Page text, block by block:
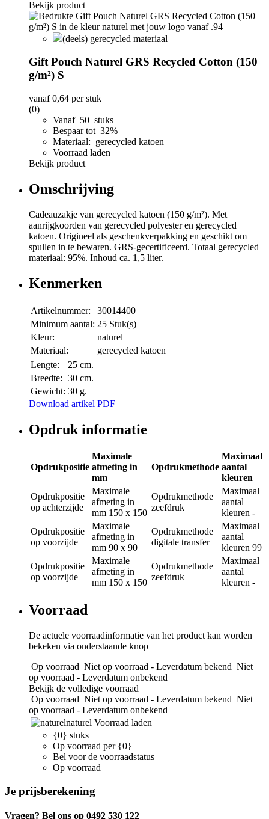
Bekijk product
(deels) gerecycled materiaal
Gift Pouch Naturel GRS Recycled Cotton (150
g/m²) S
vanaf0,64 per stuk
(0)
Vanaf 50 stuks
Bespaar tot 32%
Materiaal: gerecycled katoen
Voorraad laden
Bekijk product
Omschrijving
Cadeauzakje van gerecycled katoen (150 g/m²). Met
aanrijgkoorden van gerecycled polyester en gerecycled
katoen. Origineel als geschenkverpakking en geschikt om
spullen in te bewaren. GRS-gecertificeerd. Totaal gerecycled
materiaal: 95%. Inhoud ca. 1,5 liter.
Kenmerken
Artikelnummer:
30014400
Minimum aantal: 25 Stuk(s)
Kleur:
naturel
Materiaal:
gerecycled katoen
Lengte:
25 cm.
Breedte: 30 cm.
Gewicht: 30 g.
Download artikel PDF
Opdruk informatie
Opdrukpositie
Maximale
afmeting in
mm
Opdrukmethode
Maximaal
aantal
kleuren
Opdrukpositie
op achterzijde
Maximale
afmeting in
mm 150 x 150
Opdrukmethode
zeefdruk
Maximaal
aantal
kleuren -
Opdrukpositie
op voorzijde
Maximale
afmeting in
mm 90 x 90
Opdrukmethode
digitale transfer
Maximaal
aantal
kleuren 99
Opdrukpositie
op voorzijde
Maximale
afmeting in
mm 150 x 150
Opdrukmethode
zeefdruk
Maximaal
aantal
kleuren -
Voorraad
De actuele voorraadinformatie van het product kan worden
bekeken via onderstaande knop
Op voorraad Niet op voorraad - Leverdatum bekend Niet
op voorraad - Leverdatum onbekend
Bekijk de volledige voorraad
Op voorraad Niet op voorraad - Leverdatum bekend Niet
op voorraad - Leverdatum onbekend
naturel Voorraad laden
{0} stuks
Op voorraad per {0}
Bel voor de voorraadstatus
Op voorraad
Je prijsberekening
Vragen? Bel ons op 0492 530 122